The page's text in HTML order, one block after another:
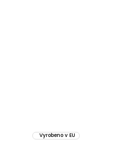
Vyrobeno v EU